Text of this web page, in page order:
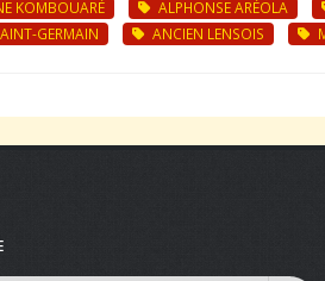
KOMBOUARÉ ALPHONSE ARÉOLA
GERMAIN
ANCIEN LENSOIS